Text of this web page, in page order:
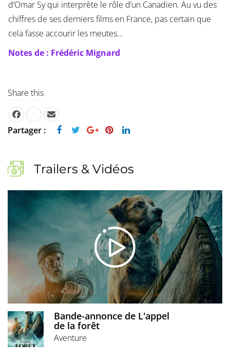
d’Omar Sy qui interprète le rôle d’un Canadien. Au vu des
chiffres de ses derniers films en France, pas certain que
cela fasse accourir les meutes…
Notes de : Frédéric Mignard
Share this
Partager :
Trailers & Vidéos
Bande-annonce de L'appel
de la forêt
Aventure